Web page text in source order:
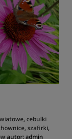
, cebulki
, szafirki,
autor:admin